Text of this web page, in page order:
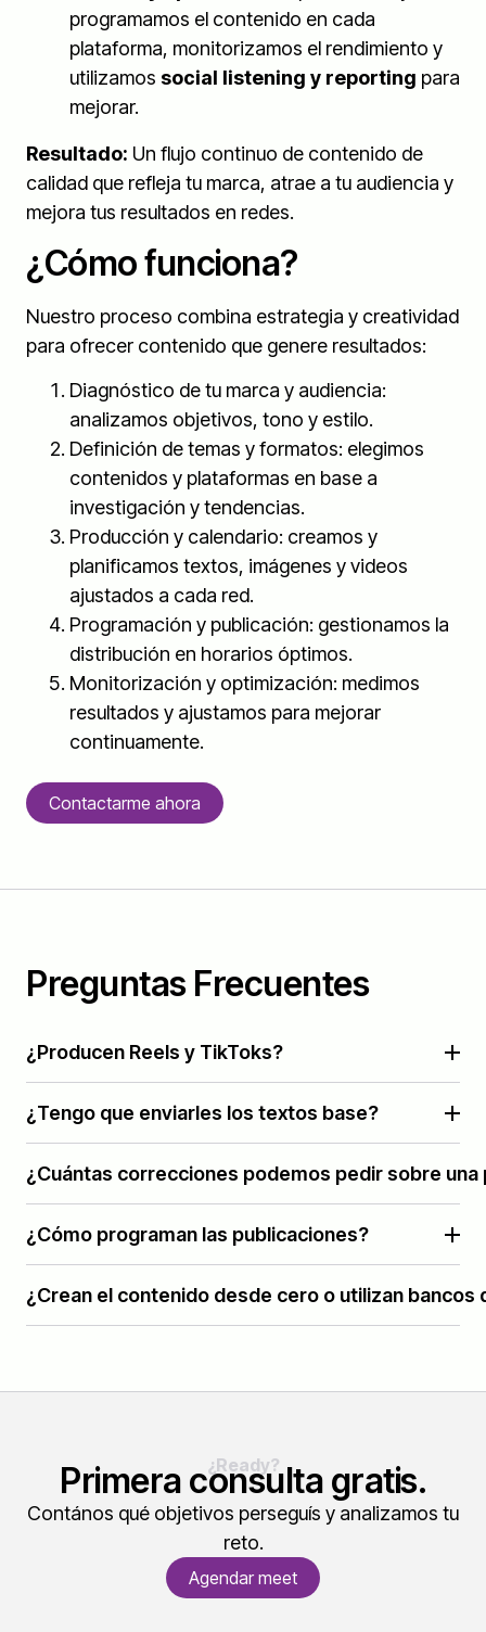
programamos el contenido en cada
plataforma, monitorizamos el rendimiento y
utilizamos social listening y reporting para
mejorar.
Resultado: Un flujo continuo de contenido de
calidad que refleja tu marca, atrae a tu audiencia y
mejora tus resultados en redes.
¿Cómo funciona?
Nuestro proceso combina estrategia y creatividad
para ofrecer contenido que genere resultados:
Diagnóstico de tu marca y audiencia:
analizamos objetivos, tono y estilo.
Definición de temas y formatos: elegimos
contenidos y plataformas en base a
investigación y tendencias.
Producción y calendario: creamos y
planificamos textos, imágenes y videos
ajustados a cada red.
Programación y publicación: gestionamos la
distribución en horarios óptimos.
Monitorización y optimización: medimos
resultados y ajustamos para mejorar
continuamente.
Contactarme ahora
Preguntas Frecuentes
¿Producen Reels y TikToks?
¿Tengo que enviarles los textos base?
¿Cuántas correcciones podemos pedir sobre una
¿Cómo programan las publicaciones?
¿Crean el contenido desde cero o utilizan bancos
¿Ready?
Primera consulta gratis.
Contános qué objetivos perseguís y analizamos tu
reto.
Agendar meet